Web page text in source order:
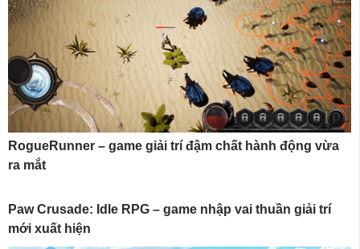
RogueRunner – game giải trí đậm chất hành động vừa
ra mắt
Paw Crusade: Idle RPG – game nhập vai thuần giải trí
mới xuất hiện